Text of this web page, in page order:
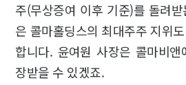
주(무상증여 이후 기준)를 돌려
은 콜마홀딩스의 최대주주 지위
합니다. 윤여원 사장은 콜마비
장받을 수 있겠죠.